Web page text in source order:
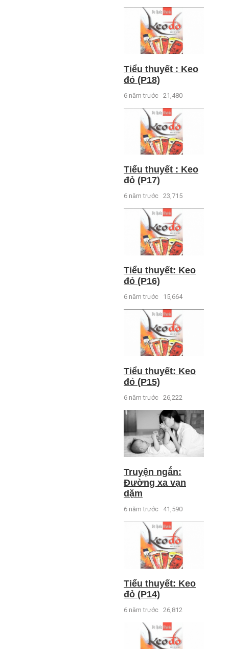
Tiểu thuyết : Keo
đỏ (P18)
6 năm trước 21,480
Tiểu thuyết : Keo
đỏ (P17)
6 năm trước 23,715
Tiểu thuyết: Keo
đỏ (P16)
6 năm trước 15,664
Tiểu thuyết: Keo
đỏ (P15)
6 năm trước 26,222
Truyện ngắn:
Đường xa vạn
dặm
6 năm trước 41,590
Tiểu thuyết: Keo
đỏ (P14)
6 năm trước 26,812